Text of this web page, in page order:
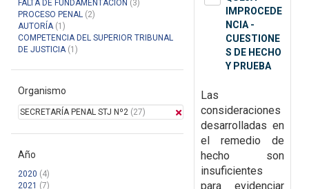
FALTA DE FUNDAMENTACION (3)
PROCESO PENAL (2)
AUTORÍA(1)
COMPETENCIA DEL SUPERIOR TRIBUNAL
DE JUSTICIA(1)
Organismo
SECRETARÍA PENAL STJ Nº2 (27)
Año
2020 (4)
2021 (7)
IMPROCEDE
NCIA -
CUESTIONE
S DE HECHO
Y PRUEBA
Las
consideraciones
desarrolladas en
el remedio de
hecho son
insuficientes
para evidenciar